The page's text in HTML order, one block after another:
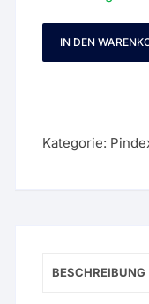
Whaledent
Menge
IN DEN
Kategorie:
BESCHREIBUNG